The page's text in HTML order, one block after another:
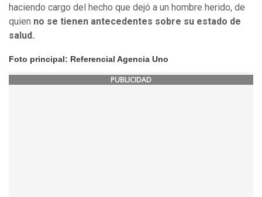
haciendo cargo del hecho que dejó a un hombre herido, de
quien no se tienen antecedentes sobre su estado de
salud.
Foto principal: Referencial Agencia Uno
PUBLICIDAD